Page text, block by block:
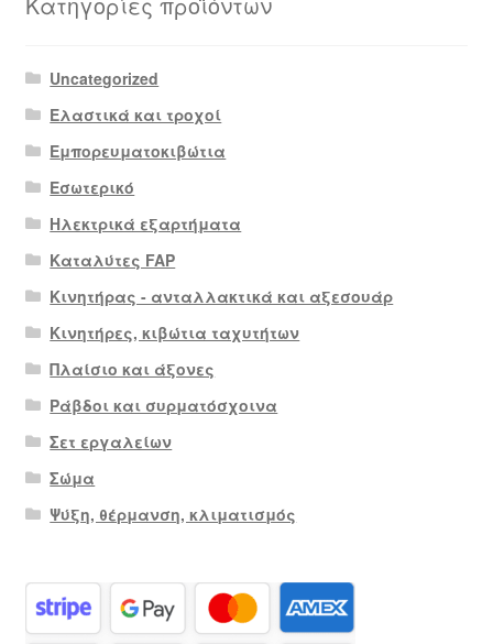
Uncategorized
Ελαστικά και τροχοί
Εμπορευματοκιβώτια
Εσωτερικό
Ηλεκτρικά εξαρτήματα
Καταλύτες FAP
Κινητήρας - ανταλλακτικά και αξεσουάρ
Κινητήρες, κιβώτια ταχυτήτων
Πλαίσιο και άξονες
Ράβδοι και συρματόσχοινα
Σετ εργαλείων
Σώμα
Ψύξη, θέρμανση, κλιματισμός